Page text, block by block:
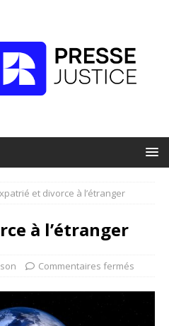
et divorce à l’étranger
à l’étranger
Commentaires fermés